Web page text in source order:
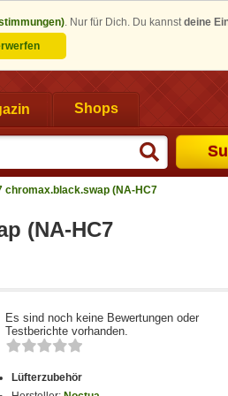
. Nur für Dich. Du kannstdeine
Shops
chromax.black.swap (NA-HC7
(NA-HC7
Es sind noch keine Bewertungen oder
Testberichte vorhanden.
Lüfterzubehör